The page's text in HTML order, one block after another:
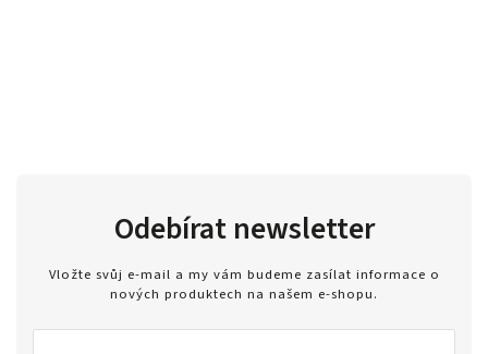
Odebírat newsletter
Vložte svůj e-mail a my vám budeme zasílat informace o
nových produktech na našem e-shopu.